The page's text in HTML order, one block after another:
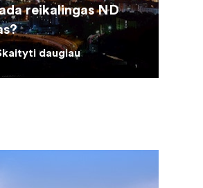
reikalingas ND
daugiau